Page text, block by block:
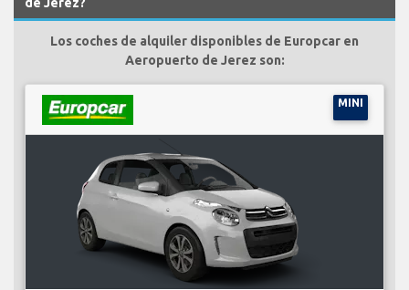
Los coches de alquiler disponibles de Europcar en
Aeropuerto de Jerez son:
MINI